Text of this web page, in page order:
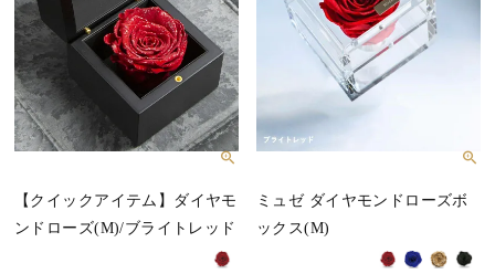
【クイックアイテム】ダイヤモ
ンドローズ(M)/ブライトレッド
ミュゼ ダイヤモンドローズボ
ックス(M)